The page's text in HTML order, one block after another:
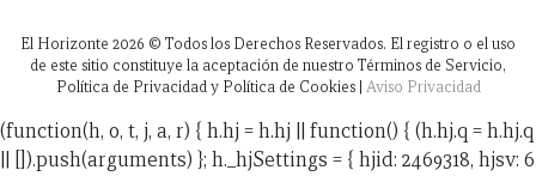
El Horizonte 2026 © Todos los Derechos Reservados. El registro o el uso
de este sitio constituye la aceptación de nuestro Términos de Servicio,
Política de Privacidad y Política de Cookies | Aviso Privacidad
(function(h, o, t, j, a, r) { h.hj = h.hj || function() { (h.hj.q = h.hj.q
|| []).push(arguments) }; h._hjSettings = { hjid: 2469318, hjsv: 6